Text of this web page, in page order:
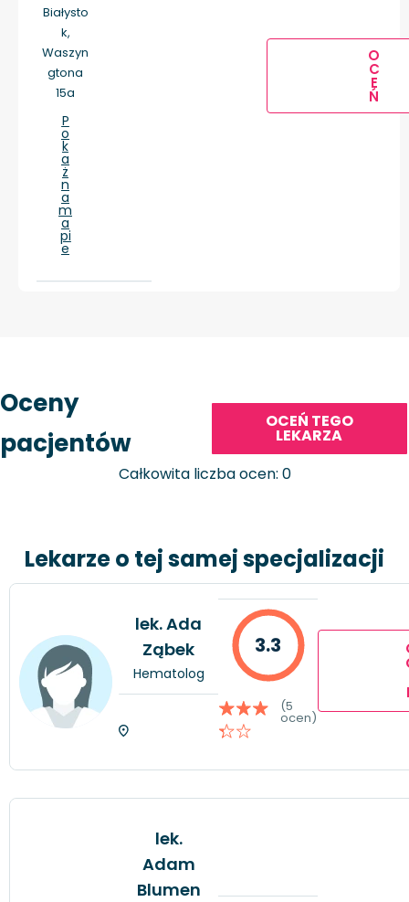
Białysto
k,
Waszyn
gtona
15a
P
o
k
a
ż
n
a
m
a
pi
e
O
C
E
Ń
Oceny
pacjentów
OCEŃ TEGO
LEKARZA
Całkowita liczba ocen: 0
Lekarze o tej samej specjalizacji
lek. Ada
Ząbek
Hematolog
3.3
(5
ocen)
lek.
Adam
Blumen